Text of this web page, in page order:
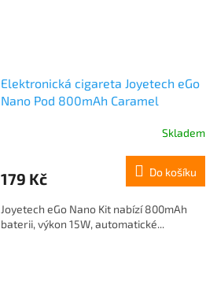
Elektronická cigareta Joyetech eGo
Nano Pod 800mAh Caramel
Skladem
179 Kč Do košíku
Joyetech eGo Nano Kit nabízí 800mAh
baterii, výkon 15W, automatické...